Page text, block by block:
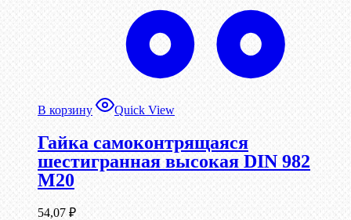
В корзину Quick View
Гайка самоконтрящаяся
шестигранная высокая DIN 982
М20
54,07 ₽